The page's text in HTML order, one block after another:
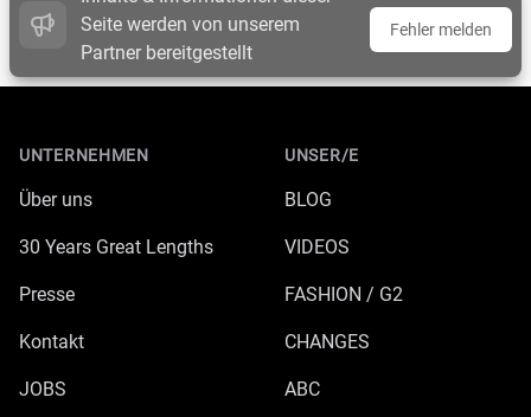
Seite werden von unserem
Partner bereitgestellt
Fehler melden
UNTERNEHMEN
Über uns
30 Years Great Lengths
Presse
Kontakt
JOBS
UNSER/E
BLOG
VIDEOS
FASHION / G2
CHANGES
ABC